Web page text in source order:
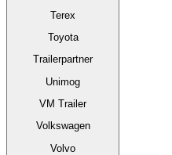
Terex
Toyota
Trailerpartner
Unimog
VM Trailer
Volkswagen
Volvo